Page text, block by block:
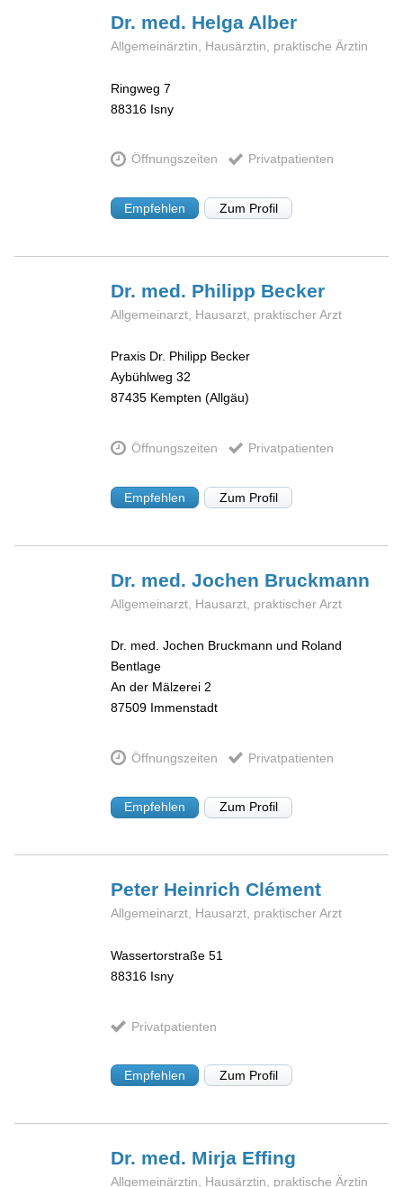
Dr. med. Helga Alber
Allgemeinärztin, Hausärztin, praktische Ärztin
Ringweg 7
88316 Isny
Öffnungszeiten Privatpatienten
Empfehlen Zum Profil
Dr. med. Philipp Becker
Allgemeinarzt, Hausarzt, praktischer Arzt
Praxis Dr. Philipp Becker
Aybühlweg 32
87435 Kempten (Allgäu)
Öffnungszeiten Privatpatienten
Empfehlen Zum Profil
Dr. med. Jochen Bruckmann
Allgemeinarzt, Hausarzt, praktischer Arzt
Dr. med. Jochen Bruckmann und Roland
Bentlage
An der Mälzerei 2
87509 Immenstadt
Öffnungszeiten Privatpatienten
Empfehlen Zum Profil
Peter HeinrichClément
Allgemeinarzt, Hausarzt, praktischer Arzt
Wassertorstraße 51
88316 Isny
Privatpatienten
Empfehlen Zum Profil
Dr. med. Mirja Effing
Allgemeinärztin, Hausärztin, praktische Ärztin